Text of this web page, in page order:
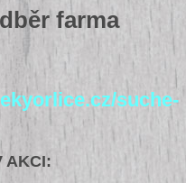
farma
suche-